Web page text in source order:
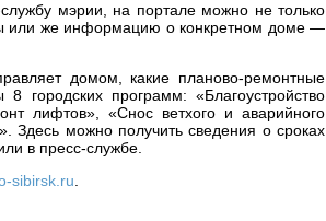
мэрии, на портале можно не только
или же информацию о конкретном доме —
домом, какие планово-ремонтные
городских программ: «Благоустройство
лифтов», «Снос ветхого и аварийного
Здесь можно получить сведения о сроках
в пресс-службе.
sibirsk.ru.